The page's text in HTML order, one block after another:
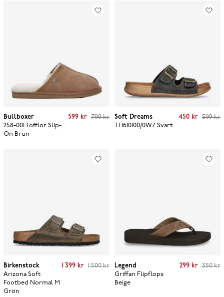
Bullboxer
258-001 Tofflor Slip-
On Brun
price Previous price
599 kr 799 kr
Soft Dreams
TH610100/0W7 Svart
Current price Previous price
450 kr 599 kr
Birkenstock
Arizona Soft
Footbed Normal M
Grön
price 1 399 kr Previous price
1 399 kr 1 500 kr
Legend
Griffan Flipflops
Beige
Current price Previous price
350 kr
299 kr 350 kr